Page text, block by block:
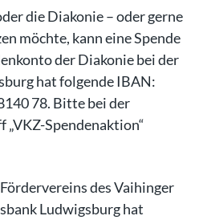
die Diakonie – oder gerne
möchte, kann eine Spende
der Diakonie bei der
hat folgende IBAN:
78. Bitte bei der
Spendenaktion“
des Vaihinger
Ludwigsburg hat